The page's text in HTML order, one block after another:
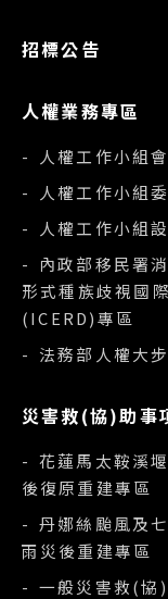
招標公告
人權業務專區
- 人權工作小組
- 人權工作小組
- 人權工作小組
- 內政部移民署
形式種族歧視國
(ICERD)專區
- 法務部人權大
災害救(協)助事
- 花蓮馬太鞍溪
後復原重建專區
- 丹娜絲颱風及
雨災後重建專區
- 一般災害救(協)